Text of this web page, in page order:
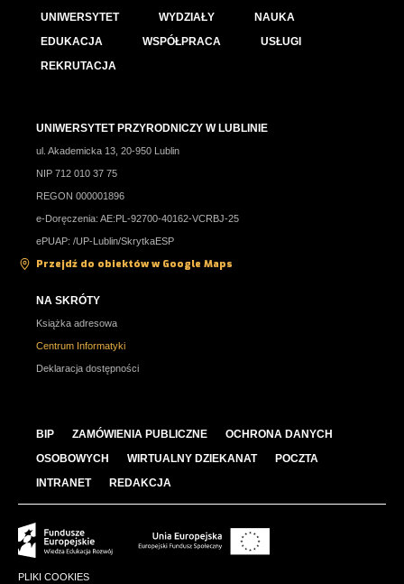
UNIWERSYTET WYDZIAŁY
NAUKA
EDUKACJA
WSPÓŁPRACA
USŁUGI
REKRUTACJA
UNIWERSYTET PRZYRODNICZY W LUBLINIE
ul. Akademicka 13, 20-950 Lublin
NIP 712 010 37 75
REGON 000001896
e-Doręczenia: AE:PL-92700-40162-VCRBJ-25
ePUAP: /UP-Lublin/SkrytkaESP
Przejdź do obiektów w Google Maps
NA SKRÓTY
Książka adresowa
Centrum Informatyki
Deklaracja dostępności
BIP ZAMÓWIENIA PUBLICZNE
OCHRONA DANYCH
OSOBOWYCH
WIRTUALNY DZIEKANAT
POCZTA
INTRANET
REDAKCJA
PLIKI COOKIES